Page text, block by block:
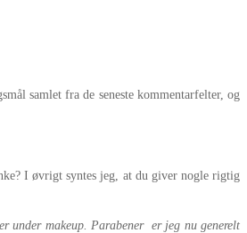
samlet fra de seneste kommentarfelter, og
I øvrigt syntes jeg, at du giver nogle rigtig
under makeup. Parabener er jeg nu generelt